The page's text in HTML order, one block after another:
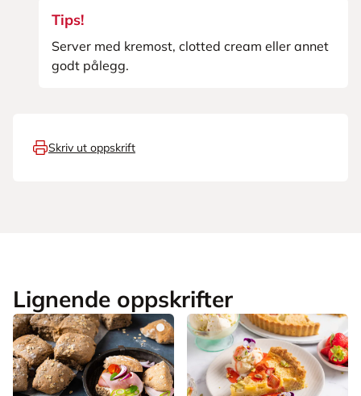
Tips!
Server med kremost, clotted cream eller annet
godt pålegg.
Skriv ut oppskrift
Lignende oppskrifter